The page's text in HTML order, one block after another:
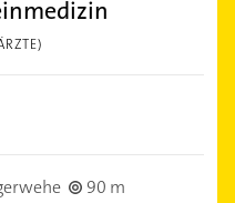
90 m